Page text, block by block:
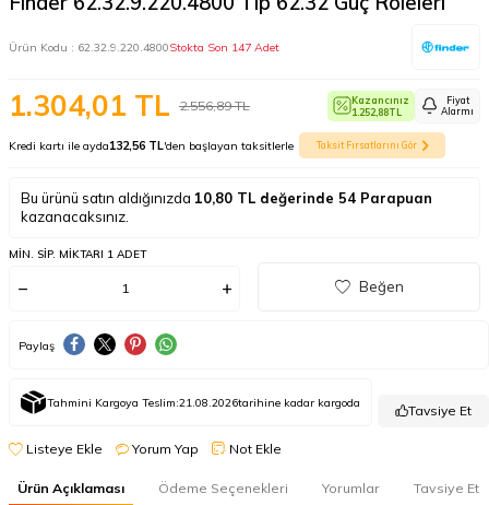
Ürün Kodu : 62.32.9.220.4800Stokta Son 147 Adet
2.556,89TL
1.304,01 TL
Kazancınız
1.252,88TL
Fiyat
Alarmı
Kredi kartı ile ayda132,56 TL'den başlayan taksitlerle Taksit Fırsatlarını Gör
Bu ürünü satın aldığınızda 10,80 TL değerinde 54 Parapuan
kazanacaksınız.
MIN. SIP. MIKTARI 1 ADET
Beğen
Paylaş
Tahmini Kargoya Teslim:21.08.2026tarihine kadar kargoda Tavsiye Et
Listeye Ekle Yorum Yap Not Ekle
Ürün Açıklaması Ödeme Seçenekleri Yorumlar Tavsiye Et